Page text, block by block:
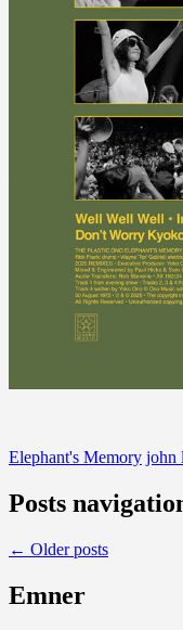
Elephant's Memory john
Posts
← Older posts
Emner